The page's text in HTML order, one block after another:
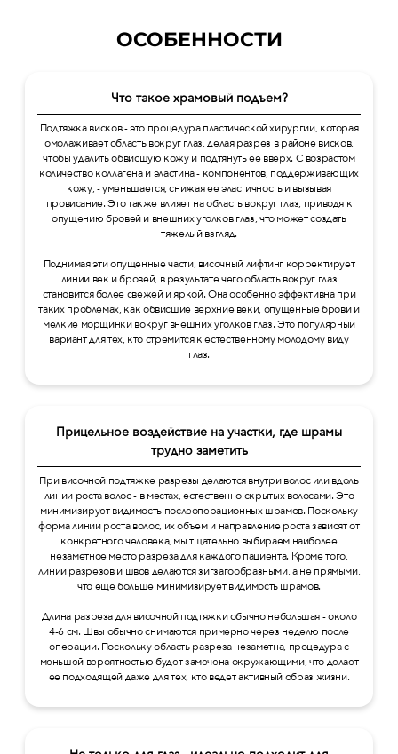
ОСОБЕННОСТИ
Что такое храмовый подъем?
Подтяжка висков - это процедура пластической хирургии, которая
омолаживает область вокруг глаз, делая разрез в районе висков,
чтобы удалить обвисшую кожу и подтянуть ее вверх. С возрастом
количество коллагена и эластина - компонентов, поддерживающих
кожу, - уменьшается, снижая ее эластичность и вызывая
провисание. Это также влияет на область вокруг глаз, приводя к
опущению бровей и внешних уголков глаз, что может создать
тяжелый взгляд.
Поднимая эти опущенные части, височный лифтинг корректирует
линии век и бровей, в результате чего область вокруг глаз
становится более свежей и яркой. Она особенно эффективна при
таких проблемах, как обвисшие верхние веки, опущенные брови и
мелкие морщинки вокруг внешних уголков глаз. Это популярный
вариант для тех, кто стремится к естественному молодому виду
глаз.
Прицельное воздействие на участки, где шрамы
трудно заметить
При височной подтяжке разрезы делаются внутри волос или вдоль
линии роста волос - в местах, естественно скрытых волосами. Это
минимизирует видимость послеоперационных шрамов. Поскольку
форма линии роста волос, их объем и направление роста зависят от
конкретного человека, мы тщательно выбираем наиболее
незаметное место разреза для каждого пациента. Кроме того,
линии разрезов и швов делаются зигзагообразными, а не прямыми,
что еще больше минимизирует видимость шрамов.
Длина разреза для височной подтяжки обычно небольшая - около
4-6 см. Швы обычно снимаются примерно через неделю после
операции. Поскольку область разреза незаметна, процедура с
меньшей вероятностью будет замечена окружающими, что делает
ее подходящей даже для тех, кто ведет активный образ жизни.